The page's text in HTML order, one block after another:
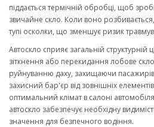
піддається термічній обробці, щоб
звичайне скло. Коли воно розбивається,
тупі осколки, що зменшує ризик
Автоскло сприяє загальній структурній
зіткнення або перекидання лобове
руйнуванню даху, захищаючи
захисний бар'єр від зовнішніх
оптимальний клімат в салоні
автоскло забезпечує необхідну
значення для безпечного водіння.